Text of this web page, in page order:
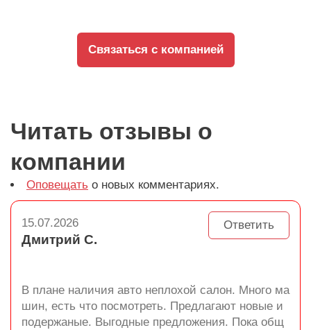
Связаться с компанией
Читать отзывы о
компании
Оповещать о новых комментариях.
Ответить
15.07.2026
Дмитрий С.
В плане наличия авто неплохой салон. Много ма
шин, есть что посмотреть. Предлагают новые и
подержаные. Выгодные предложения. Пока общ